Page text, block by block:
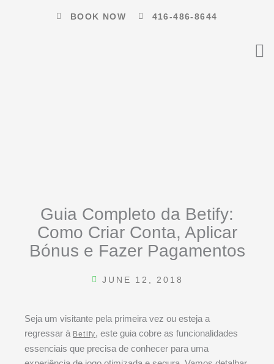
BOOK NOW 416-486-8644
Guia Completo da Betify:
Como Criar Conta, Aplicar
Bónus e Fazer Pagamentos
JUNE 12, 2018
Seja um visitante pela primeira vez ou esteja a
regressar à Betify, este guia cobre as funcionalidades
essenciais que precisa de conhecer para uma